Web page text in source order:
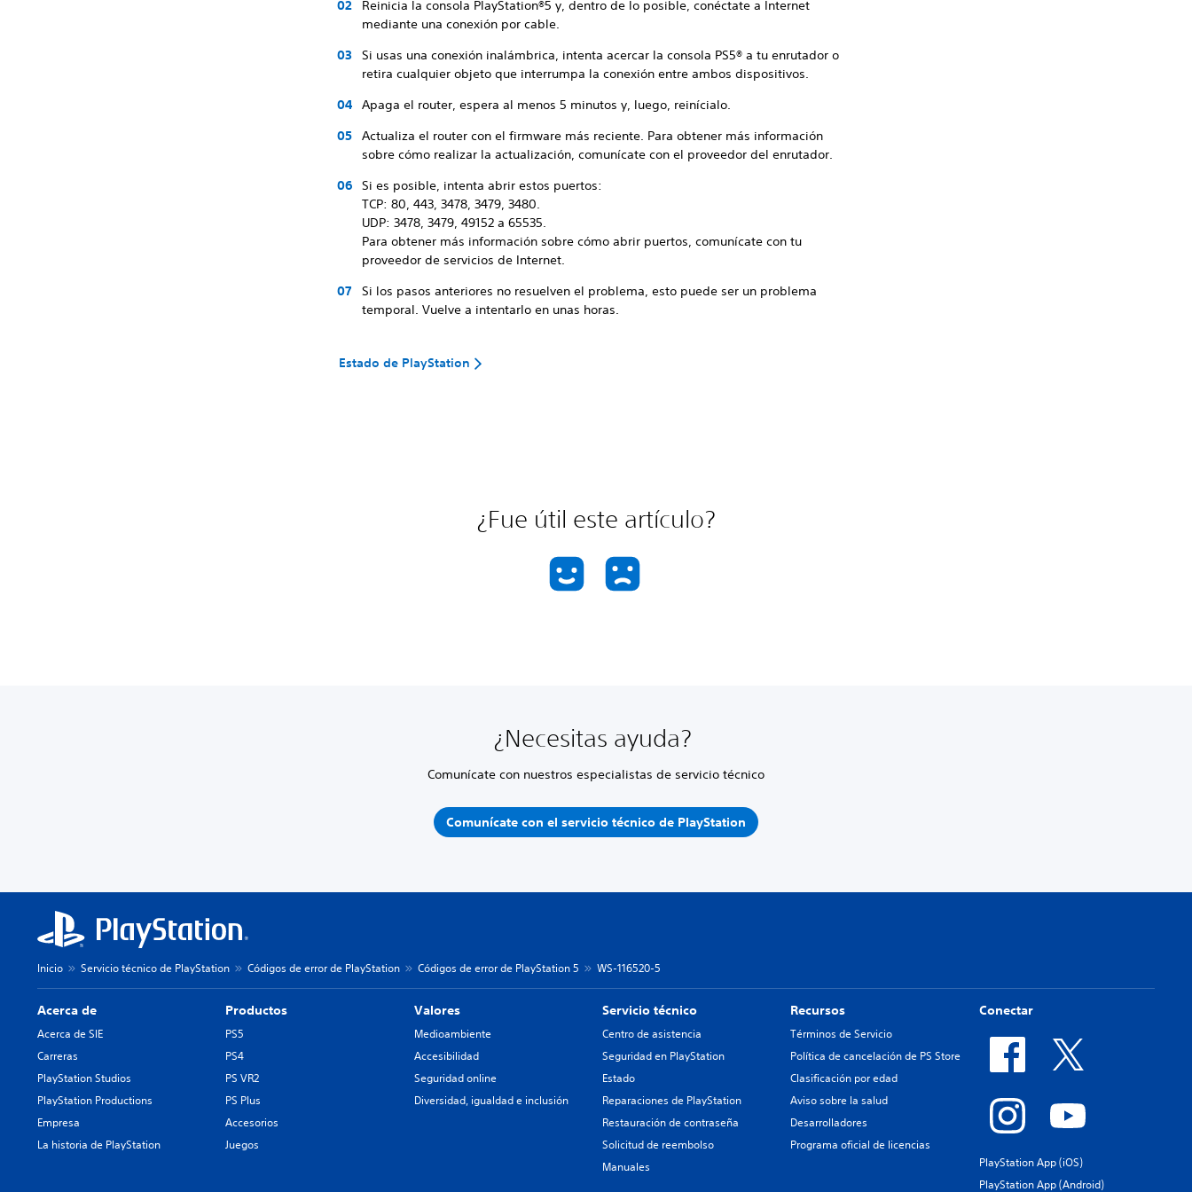
Reinicia la consola PlayStation®5 y, dentro de lo posible, conéctate a Internet
mediante una conexión por cable.
Si usas una conexión inalámbrica, intenta acercar la consola PS5® a tu enrutador o
retira cualquier objeto que interrumpa la conexión entre ambos dispositivos.
Apaga el router, espera al menos 5 minutos y, luego, reinícialo.
Actualiza el router con el firmware más reciente. Para obtener más información
sobre cómo realizar la actualización, comunícate con el proveedor del enrutador.
Si es posible, intenta abrir estos puertos:
TCP: 80, 443, 3478, 3479, 3480.
UDP: 3478, 3479, 49152 a 65535.
Para obtener más información sobre cómo abrir puertos, comunícate con tu
proveedor de servicios de Internet.
Si los pasos anteriores no resuelven el problema, esto puede ser un problema
temporal. Vuelve a intentarlo en unas horas.
Estado de PlayStation
¿Fue útil este artículo?
¿Necesitas ayuda?
Comunícate con nuestros especialistas de servicio técnico
Comunícate con el servicio técnico de PlayStation
Inicio Servicio técnico de PlayStation Códigos de error de PlayStation Códigos de error de PlayStation 5 WS-116520-5
Acerca de
Acerca de SIE
Carreras
PlayStation Studios
PlayStation Productions
Empresa
La historia de PlayStation
Productos
PS5
PS4
PS VR2
PS Plus
Accesorios
Juegos
Valores
Medioambiente
Accesibilidad
Seguridad online
Diversidad, igualdad e inclusión
Servicio técnico
Centro de asistencia
Seguridad en PlayStation
Estado
Reparaciones de PlayStation
Restauración de contraseña
Solicitud de reembolso
Manuales
Recursos
Términos de Servicio
Política de cancelación de PS Store
Clasificación por edad
Aviso sobre la salud
Desarrolladores
Programa oficial de licencias
Conectar
PlayStation App (iOS)
PlayStation App (Android)